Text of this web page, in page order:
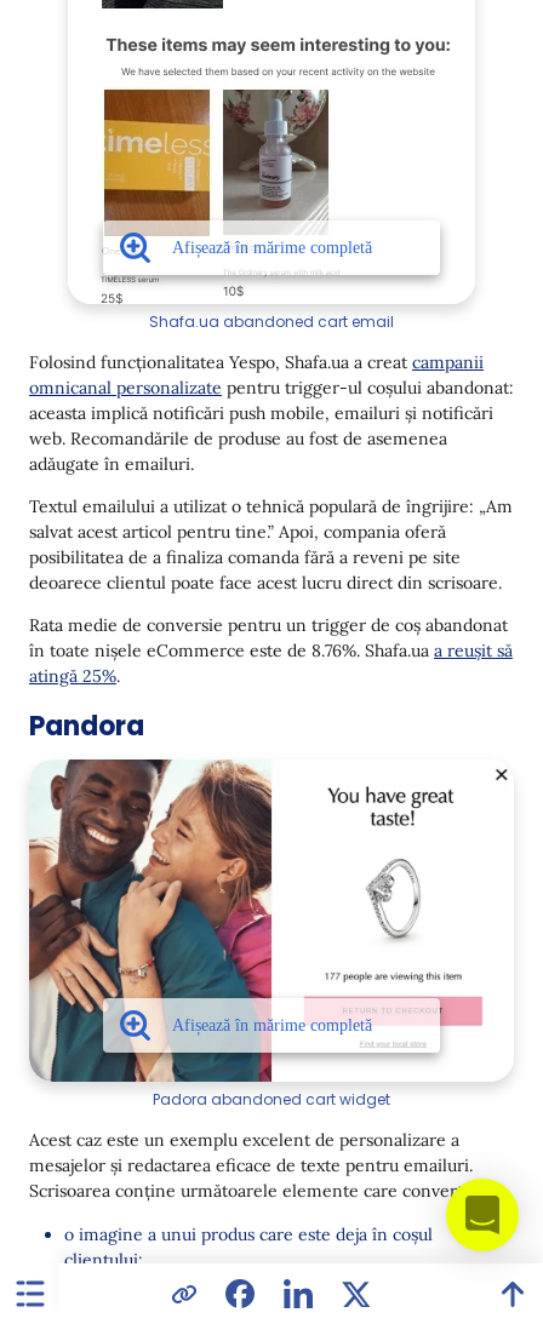
Shafa.ua abandoned cart email
Folosind funcționalitatea Yespo, Shafa.ua a creat campanii
omnicanal personalizate pentru trigger-ul coșului abandonat:
aceasta implică notificări push mobile, emailuri și notificări
web. Recomandările de produse au fost de asemenea
adăugate în emailuri.
Textul emailului a utilizat o tehnică populară de îngrijire: „Am
salvat acest articol pentru tine.” Apoi, compania oferă
posibilitatea de a finaliza comanda fără a reveni pe site
deoarece clientul poate face acest lucru direct din scrisoare.
Rata medie de conversie pentru un trigger de coș abandonat
în toate nișele eCommerce este de 8.76%. Shafa.ua a reușit să
atingă 25%.
Pandora
Padora abandoned cart widget
Acest caz este un exemplu excelent de personalizare a
mesajelor și redactarea eficace de texte pentru emailuri.
Scrisoarea conține următoarele elemente care convertesc:
o imagine a unui produs care este deja în coșul
clientului;
laudă – „Ai gusturi grozave”;